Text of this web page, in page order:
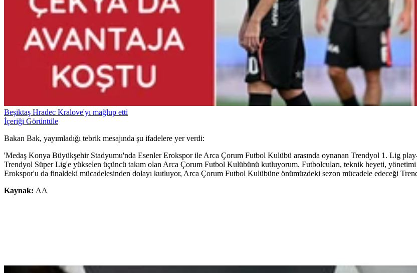
Beşiktaş Hradec Kralove'yı mağlup etti
İçeriği Görüntüle
Bakan Bak, yayımladığı tebrik mesajında şu ifadelere yer verdi:
'Medaş Konya Büyükşehir Stadyumu'nda Esenler Erokspor ile Arca Çorum Futbol Kulübü arasında oynanan Trendyol 1. Lig
Trendyol Süper Lig'e yükselen üçüncü takım olan Arca Çorum Futbol Kulübünü kutluyorum. Futbolcuları, teknik heyeti, yönetimi
Erokspor'u da finaldeki mücadelesinden dolayı kutluyor, Arca Çorum Futbol Kulübüne önümüzdeki sezon mücadele edeceği
Kaynak: AA